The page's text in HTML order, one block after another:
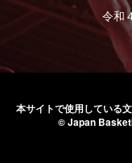
令和
本サイトで使用している
© Japan